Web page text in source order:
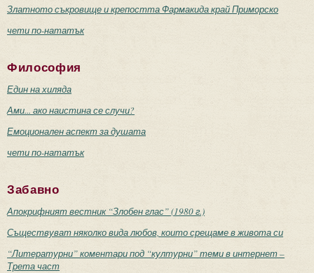
Златното съкровище и крепостта Фармакида край Приморско
чети по-нататък
Философия
Един на хиляда
Ами... ако наистина се случи?
Емоционален аспект за душата
чети по-нататък
Забавно
Апокрифният вестник “Злобен глас” (1980 г.)
Съществуват няколко вида любов, които срещаме в живота си
“Литературни” коментари под “културни” теми в интернет –
Трета част